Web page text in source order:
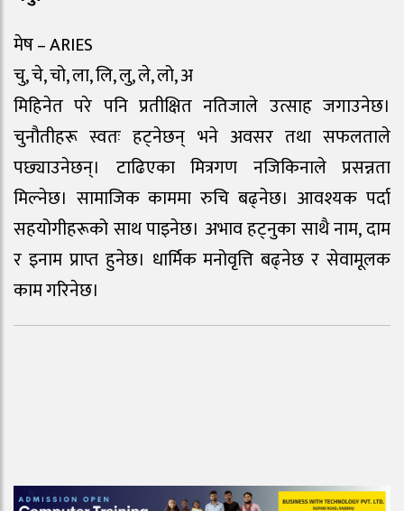
मेष – ARIES
चु, चे, चो, ला, लि, लु, ले, लो, अ
मिहिनेत परे पनि प्रतीक्षित नतिजाले उत्साह जगाउनेछ।
चुनौतीहरू स्वतः हट्नेछन् भने अवसर तथा सफलताले
पछ्याउनेछन्। टाढिएका मित्रगण नजिकिनाले प्रसन्नता
मिल्नेछ। सामाजिक काममा रुचि बढ्नेछ। आवश्यक पर्दा
सहयोगीहरूको साथ पाइनेछ। अभाव हट्नुका साथै नाम, दाम
र इनाम प्राप्त हुनेछ। धार्मिक मनोवृत्ति बढ्नेछ र सेवामूलक
काम गरिनेछ।